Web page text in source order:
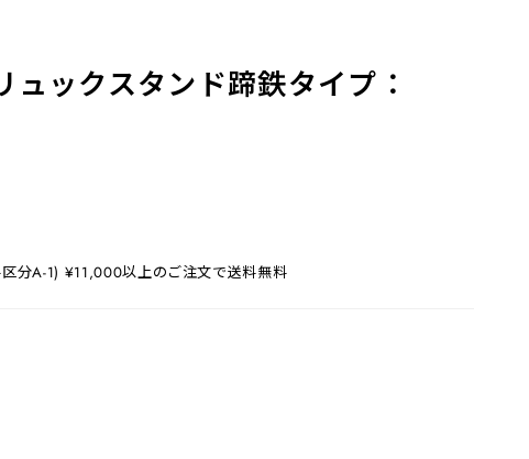
ュックスタンド蹄鉄タイプ：
分A-1) ¥11,000以上のご注文で送料無料